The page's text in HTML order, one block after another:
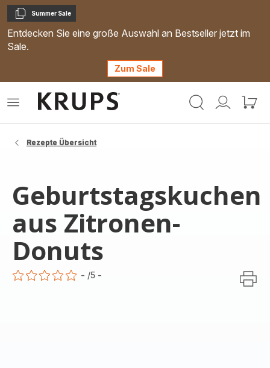
Kopieren
Summer Sale
Entdecken Sie eine große Auswahl an Bestseller jetzt im
Sale.
Zum Sale
Mein
Mein
Das
Rezepte Übersicht
Geburtstagskuchen
aus Zitronen-
Donuts
- /5 -